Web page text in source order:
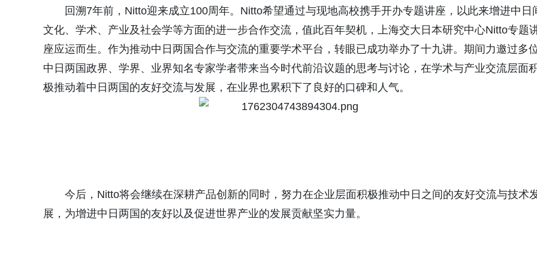
回溯7年前，Nitto迎来成立100周年。Nitto希望通过与现地高校携手开办专题讲座，以此来增进中日
文化、学术、产业及社会学等方面的进一步合作交流，值此百年契机，上海交大日本研究中心Nitto专题
座应运而生。作为推动中日两国合作与交流的重要学术平台，转眼已成功举办了十九讲。期间力邀过多
中日两国政界、学界、业界知名专家学者带来当今时代前沿议题的思考与讨论，在学术与产业交流层面
极推动着中日两国的友好交流与发展，在业界也累积下了良好的口碑和人气。
今后，Nitto将会继续在深耕产品创新的同时，努力在企业层面积极推动中日之间的友好交流与技术
展，为增进中日两国的友好以及促进世界产业的发展贡献坚实力量。